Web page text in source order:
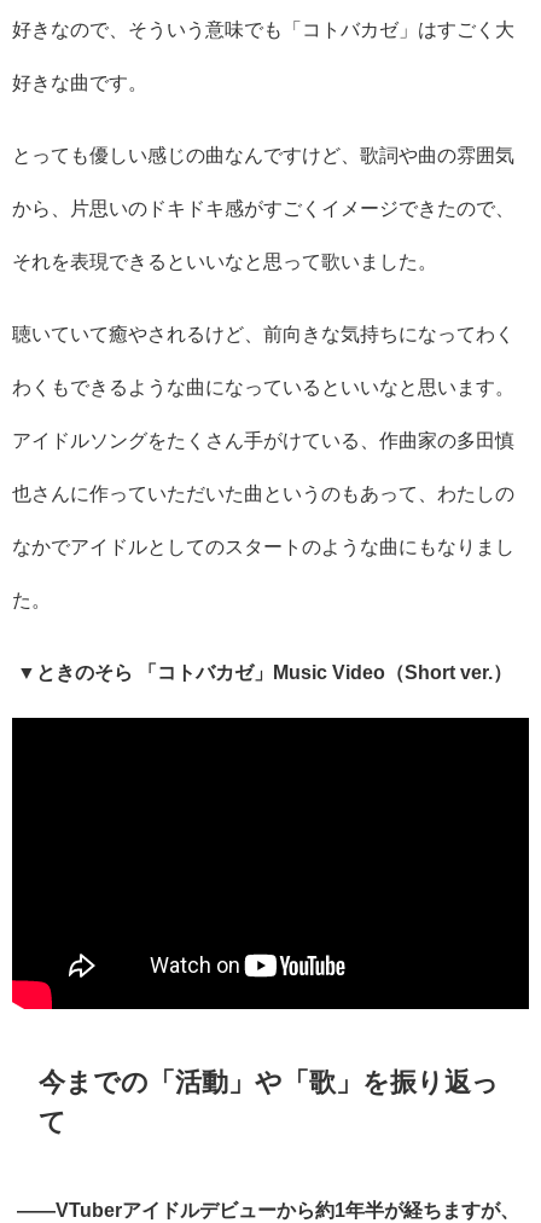
好きなので、そういう意味でも「コトバカゼ」はすごく大
好きな曲です。
とっても優しい感じの曲なんですけど、歌詞や曲の雰囲気
から、片思いのドキドキ感がすごくイメージできたので、
それを表現できるといいなと思って歌いました。
聴いていて癒やされるけど、前向きな気持ちになってわく
わくもできるような曲になっているといいなと思います。
アイドルソングをたくさん手がけている、作曲家の多田慎
也さんに作っていただいた曲というのもあって、わたしの
なかでアイドルとしてのスタートのような曲にもなりまし
た。
▼ときのそら 「コトバカゼ」 Music Video （Short ver. ）
今までの「活動」や「歌」を振り返っ
て
――VTuberアイドルデビューから約1 年半が経ちますが、